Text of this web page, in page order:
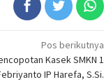
Pos berikutnya
Kasek SMKN 1
IP Harefa, S.Si.